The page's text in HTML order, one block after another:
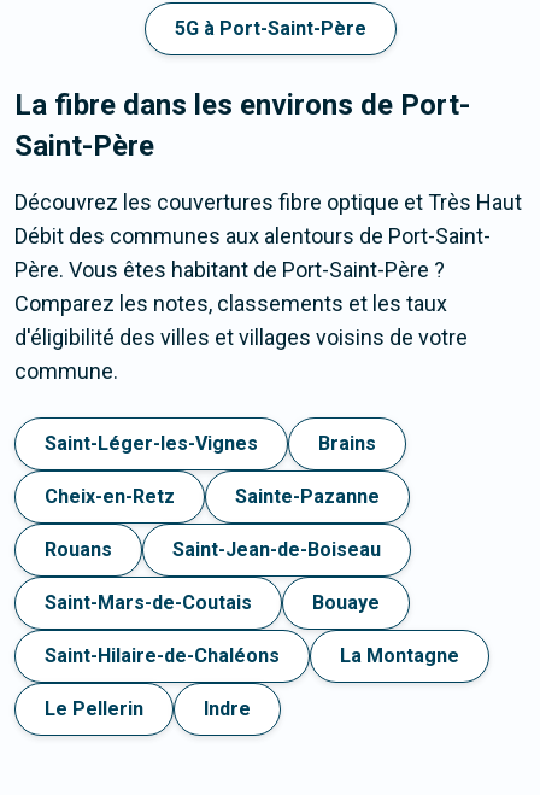
5G à Port-Saint-Père
La fibre dans les environs de Port-
Saint-Père
Découvrez les couvertures fibre optique et Très Haut
Débit des communes aux alentours de Port-Saint-
Père. Vous êtes habitant de Port-Saint-Père ?
Comparez les notes, classements et les taux
d'éligibilité des villes et villages voisins de votre
commune.
Saint-Léger-les-Vignes Brains
Cheix-en-Retz Sainte-Pazanne
Rouans Saint-Jean-de-Boiseau
Saint-Mars-de-Coutais Bouaye
Saint-Hilaire-de-Chaléons La Montagne
Le Pellerin Indre